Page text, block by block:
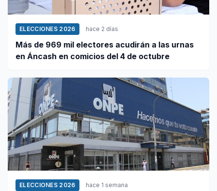
ELECCIONES 2026 hace 2 días
Más de 969 mil electores acudirán a las urnas
en Áncash en comicios del 4 de octubre
ELECCIONES 2026 hace 1 semana